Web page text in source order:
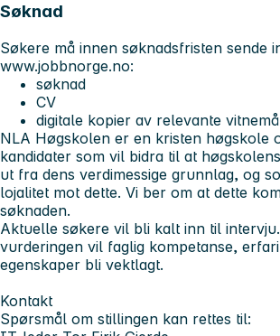
Søknad
Søkere må innen søknadsfristen sende
www.jobbnorge.no:
søknad
CV
digitale kopier av relevante
NLA Høgskolen er en kristen høgskole
kandidater som vil bidra til at
ut fra dens verdimessige grunnlag, og
lojalitet mot dette. Vi ber om at dette
søknaden.
Aktuelle søkere vil bli kalt inn til
vurderingen vil faglig kompetanse,
egenskaper bli vektlagt.
Kontakt
Spørsmål om stillingen kan rettes til: